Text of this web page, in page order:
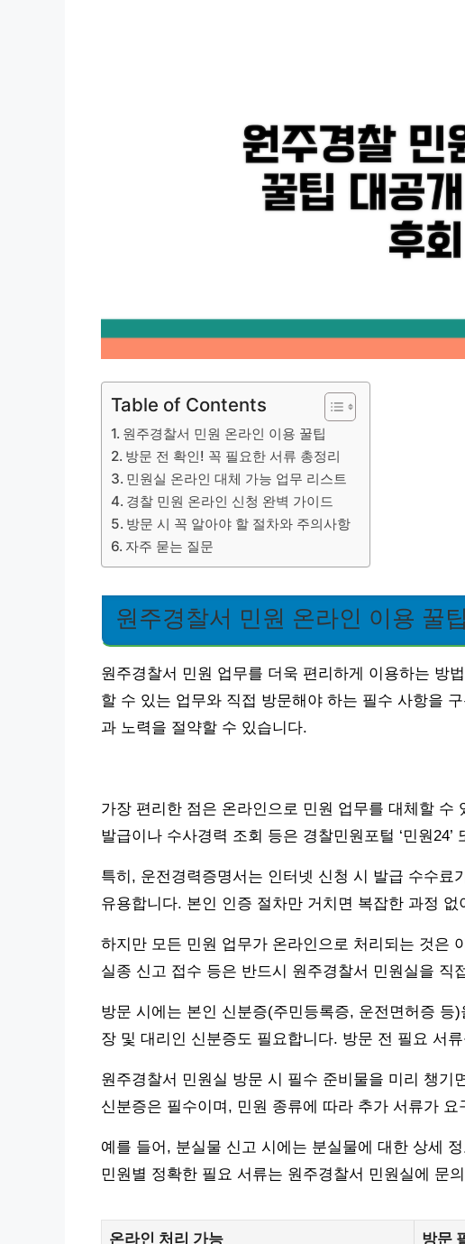
Table of Contents
원주경찰서 민원 온라인 이용 꿀팁
방문 전 확인! 꼭 필요한 서류 총정리
민원실 온라인 대체 가능 업무 리스트
경찰 민원 온라인 신청 완벽 가이드
방문 시 꼭 알아야 할 절차와 주의사항
자주 묻는 질문
원주경찰서 민원 온라인 이용 꿀팁
원주경찰서 민원 업무를 더욱 편리하게 이용하는 방
할 수 있는 업무와 직접 방문해야 하는 필수 사항을
과 노력을 절약할 수 있습니다.
가장 편리한 점은 온라인으로 민원 업무를 대체할 수
발급이나 수사경력 조회 등은 경찰민원포털 ‘민원24’
특히, 운전경력증명서는 인터넷 신청 시 발급 수수료
유용합니다. 본인 인증 절차만 거치면 복잡한 과정 없
하지만 모든 민원 업무가 온라인으로 처리되는 것은
실종 신고 접수 등은 반드시 원주경찰서 민원실을 직
방문 시에는 본인 신분증(주민등록증, 운전면허증
장 및 대리인 신분증도 필요합니다. 방문 전 필요 서
원주경찰서 민원실 방문 시 필수 준비물을 미리 챙기
신분증은 필수이며, 민원 종류에 따라 추가 서류가 요
예를 들어, 분실물 신고 시에는 분실물에 대한 상세
민원별 정확한 필요 서류는 원주경찰서 민원실에 문
온라인 처리 가능 방문